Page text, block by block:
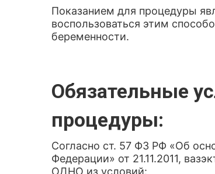
Показанием для процедуры
воспользоваться этим
беременности.
Обязательные
процедуры:
Согласно ст. 57 ФЗ РФ «Об
Федерации» от 21.11.2011,
ОДНО из условий: